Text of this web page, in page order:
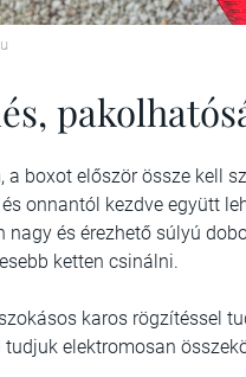
a boxot először össze kell
onnantól kezdve együtt
nagy és érezhető súlyú
ketten csinálni.
karos rögzítéssel
elektromosan